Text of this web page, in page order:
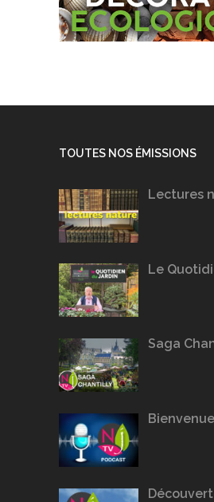
TOUTES NOS ÉMISSIONS
Lectures
Le
Saga